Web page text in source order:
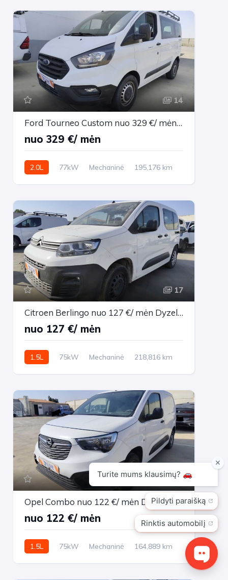
14
Ford Tourneo Custom nuo 329 €/ mėn Dyzelinas 2021m. Universalas Mechaninė
nuo 329 €/ mėn
2.0L 77kW Mechaninė
195,176 km
17
Citroen Berlingo nuo 127 €/ mėn Dyzelinas 2021m. Vienatūris Mechaninė
nuo 127 €/ mėn
1.5L 75kW Mechaninė
218,816 km
17
Opel Combo nuo 122 €/ mėn Dyzelinas 2021m. Other Mechaninė
nuo 122 €/ mėn
1.5L 75kW Mechaninė
164,889 km